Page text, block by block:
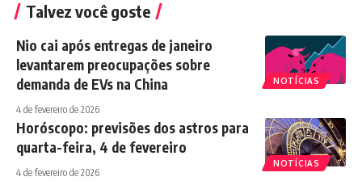
Talvez você goste
NOTÍCIAS
Nio cai após entregas de janeiro
levantarem preocupações sobre
demanda de EVs na China
4 de fevereiro de 2026
NOTÍCIAS
Horóscopo: previsões dos astros para
quarta-feira, 4 de fevereiro
4 de fevereiro de 2026